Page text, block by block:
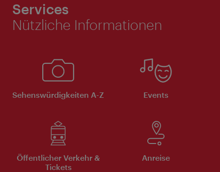
Services
Nützliche Informationen
Sehenswürdigkeiten A-Z Events
Öffentlicher Verkehr &
Tickets
Anreise